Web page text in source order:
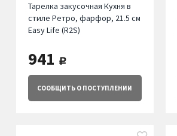
Тарелка закусочная Кухня в
стиле Ретро, фарфор, 21.5 см
Easy Life (R2S)
941 руб.
СООБЩИТЬ О ПОСТУПЛЕНИИ